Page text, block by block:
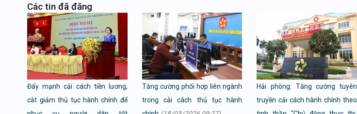
Các tin đã đăng
Đẩy mạnh cải cách tiền lương,
cắt giảm thủ tục hành chính để
Tăng cường phối hợp liên ngành
trong cải cách thủ tục hành
Hải phòng: Tăng cường tuyên
truyền cải cách hành chính theo